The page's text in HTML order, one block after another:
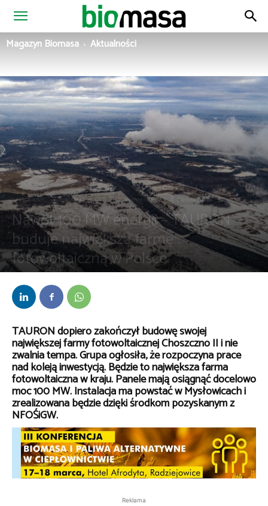
Magazyn
Magazyn Biomasa Aktualności
Aktualności Fotowoltaika OZE Wiadomości z Polski Zielona gmina
Nawet 100 MW energii – TAURON
buduje największą farmę
fotowoltaiczną w Polsce
TAURON dopiero zakończył budowę swojej
największej farmy fotowoltaicznej Choszczno II i nie
zwalnia tempa. Grupa ogłosiła, że rozpoczyna prace
nad koleją inwestycją. Będzie to największa farma
fotowoltaiczna w kraju. Panele mają osiągnąć docelowo
moc 100 MW. Instalacja ma powstać w Mysłowicach i
zrealizowana będzie dzięki środkom pozyskanym z
NFOŚiGW.
Reklama